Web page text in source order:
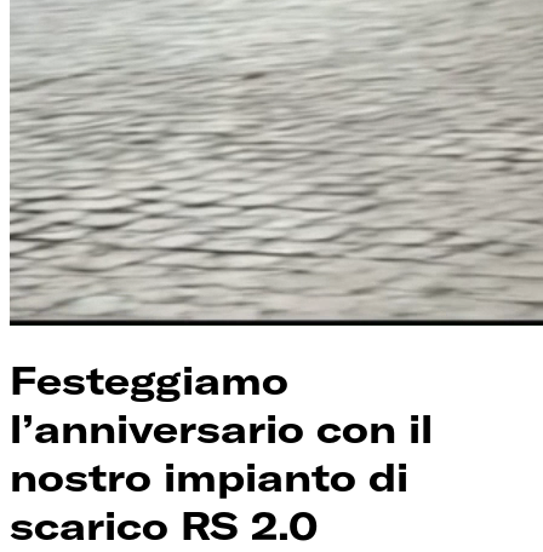
Festeggiamo
l’anniversario con il
nostro impianto di
scarico RS 2.0